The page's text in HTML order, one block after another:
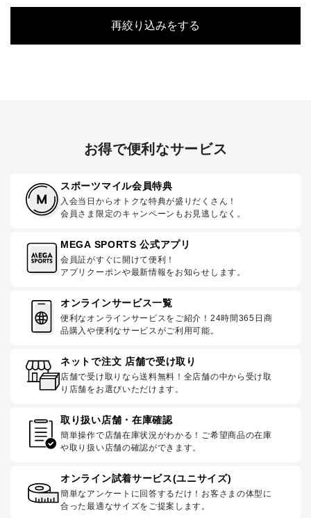
再絞り込みをする
お得で便利なサービス
スポーツマイル会員特典
入会当日からオトクな特典が盛りだくさん！
会員さま限定のキャンペーンもお見逃しなく。
MEGA SPORTS 公式アプリ
会員証がすぐに開けて便利！
アプリクーポンや最新情報をお知らせします。
オンラインサービス一覧
便利なオンラインサービスをご紹介！24時間365日商
品購入や便利なサービスがご利用可能。
ネットで注文 店舗で受け取り
店舗で受け取りなら送料無料！全店舗の中から受け取
り店舗をお選びいただけます。
取り扱い店舗・在庫確認
簡単操作で店舗在庫状況がわかる！ご希望商品の在庫
や取り扱い店舗の確認ができます。
オンライン試着サービス(ユニサイズ)
簡単なアンケートに回答するだけ！お客さまの体型に
合った最適なサイズをご提案します。